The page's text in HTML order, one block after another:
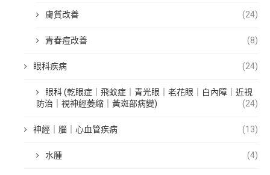
膚質改善 (24)
青春痘改善 (8)
眼科疾病 (24)
眼科 (乾眼症｜飛蚊症｜青光眼｜老花眼｜白內障｜近視
防治｜視神經萎縮｜黃斑部病變)
(24)
神經｜腦｜心血管疾病 (13)
水腫 (4)